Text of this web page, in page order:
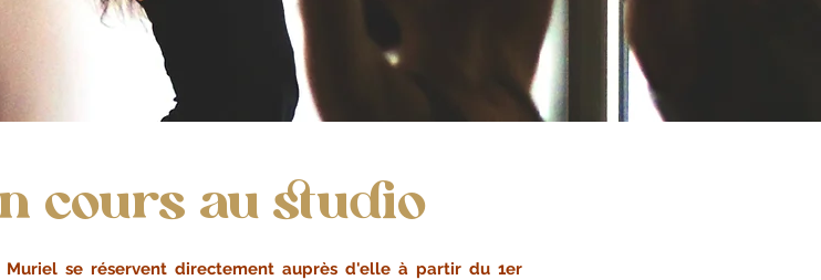
cours au studio
Muriel se réservent directement auprès d'elle à partir du 1er